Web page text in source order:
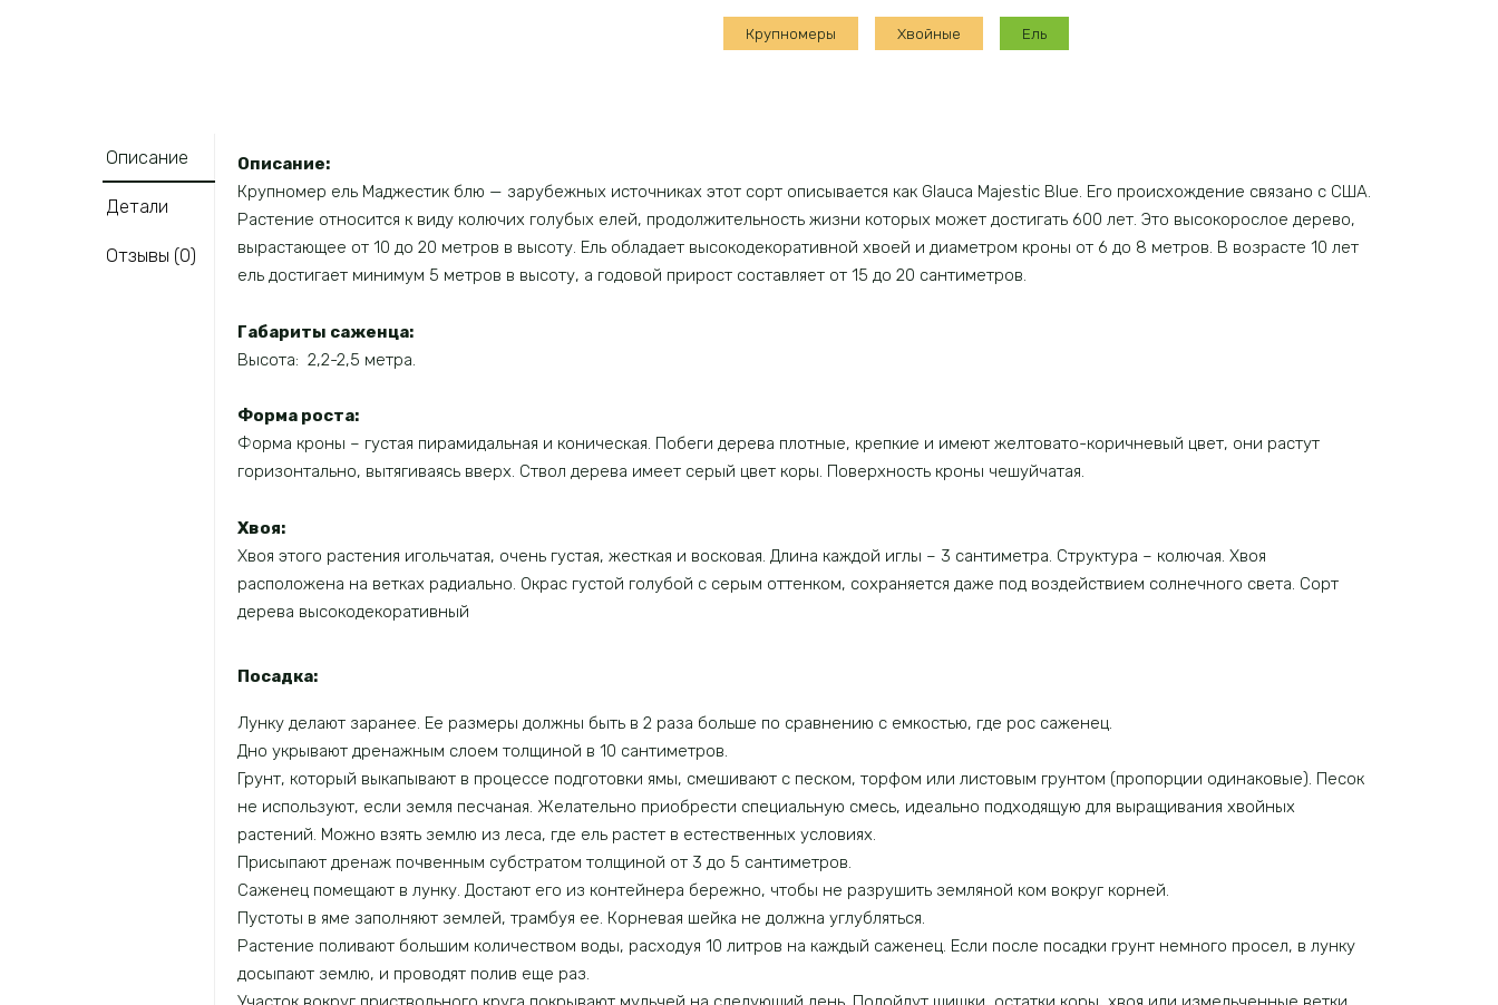
ель
Маджестик
Крупномеры Хвойные Ель
Описание
Детали
Отзывы (0)
Описание:
Крупномер ель Маджестик блю — зарубежных источниках этот сорт описывается как Glauca Majestic Blue. Его происхождение связано с США.
Растение относится к виду колючих голубых елей, продолжительность жизни которых может достигать 600 лет. Это высокорослое дерево,
вырастающее от 10 до 20 метров в высоту. Ель обладает высокодекоративной хвоей и диаметром кроны от 6 до 8 метров. В возрасте 10 лет
ель достигает минимум 5 метров в высоту, а годовой прирост составляет от 15 до 20 сантиметров.
Габариты саженца:
Высота: 2,2-2,5 метра.
Форма роста:
Форма кроны – густая пирамидальная и коническая. Побеги дерева плотные, крепкие и имеют желтовато-коричневый цвет, они растут
горизонтально, вытягиваясь вверх. Ствол дерева имеет серый цвет коры. Поверхность кроны чешуйчатая.
Хвоя:
Хвоя этого растения игольчатая, очень густая, жесткая и восковая. Длина каждой иглы – 3 сантиметра. Структура – колючая. Хвоя
расположена на ветках радиально. Окрас густой голубой с серым оттенком, сохраняется даже под воздействием солнечного света. Сорт
дерева высокодекоративный
Посадка:
Лунку делают заранее. Ее размеры должны быть в 2 раза больше по сравнению с емкостью, где рос саженец.
Дно укрывают дренажным слоем толщиной в 10 сантиметров.
Грунт, который выкапывают в процессе подготовки ямы, смешивают с песком, торфом или листовым грунтом (пропорции одинаковые). Песок
не используют, если земля песчаная. Желательно приобрести специальную смесь, идеально подходящую для выращивания хвойных
растений. Можно взять землю из леса, где ель растет в естественных условиях.
Присыпают дренаж почвенным субстратом толщиной от 3 до 5 сантиметров.
Саженец помещают в лунку. Достают его из контейнера бережно, чтобы не разрушить земляной ком вокруг корней.
Пустоты в яме заполняют землей, трамбуя ее. Корневая шейка не должна углубляться.
Растение поливают большим количеством воды, расходуя 10 литров на каждый саженец. Если после посадки грунт немного просел, в лунку
досыпают землю, и проводят полив еще раз.